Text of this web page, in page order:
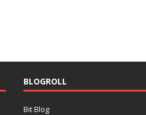
BLOGROLL
Bit Blog